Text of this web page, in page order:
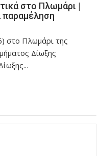
στο Πλωμάρι |
παραμέληση
στο Πλωμάρι της
Δίωξης